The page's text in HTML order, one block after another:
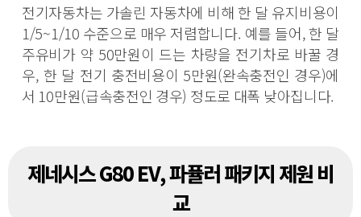
전기자동차는 가솔린 자동차에 비해 한 달 유지비용이
1/5~1/10 수준으로 매우 저렴합니다. 예를 들어, 한 달
주유비가 약 50만원이 드는 차량을 전기차로 바꿀 경
우, 한 달 전기 충전비용이 5만원(완속충전인 경우)에
서 10만원(급속충전인 경우) 정도로 대폭 낮아집니다.
제네시스 G80 EV, 파퓰러 패키지 제원 비
교